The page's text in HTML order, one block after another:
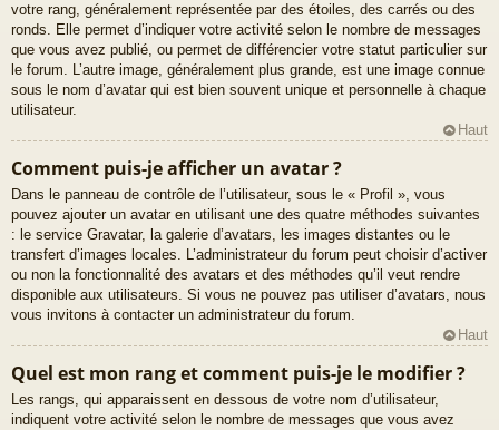
votre rang, généralement représentée par des étoiles, des carrés ou des
ronds. Elle permet d’indiquer votre activité selon le nombre de messages
que vous avez publié, ou permet de différencier votre statut particulier sur
le forum. L’autre image, généralement plus grande, est une image connue
sous le nom d’avatar qui est bien souvent unique et personnelle à chaque
utilisateur.
Haut
Comment puis-je afficher un avatar ?
Dans le panneau de contrôle de l’utilisateur, sous le « Profil », vous
pouvez ajouter un avatar en utilisant une des quatre méthodes suivantes
: le service Gravatar, la galerie d’avatars, les images distantes ou le
transfert d’images locales. L’administrateur du forum peut choisir d’activer
ou non la fonctionnalité des avatars et des méthodes qu’il veut rendre
disponible aux utilisateurs. Si vous ne pouvez pas utiliser d’avatars, nous
vous invitons à contacter un administrateur du forum.
Haut
Quel est mon rang et comment puis-je le modifier ?
Les rangs, qui apparaissent en dessous de votre nom d’utilisateur,
indiquent votre activité selon le nombre de messages que vous avez